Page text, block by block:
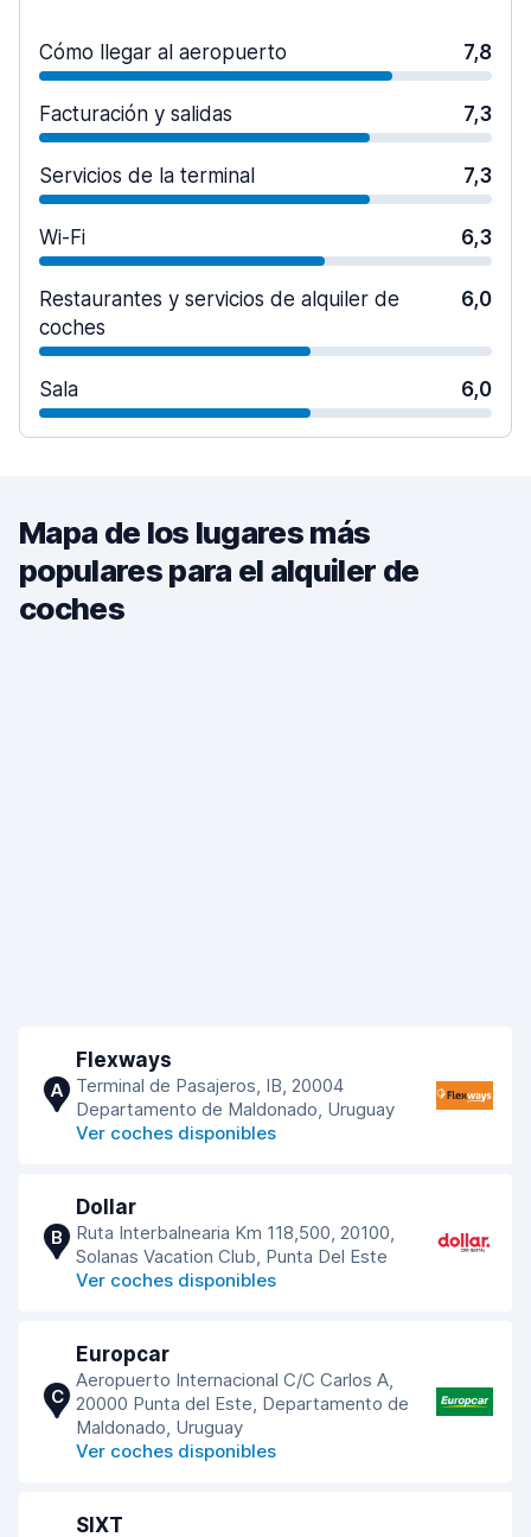
Cómo llegar al aeropuerto 7,8
Facturación y salidas 7,3
Servicios de la terminal 7,3
Wi-Fi 6,3
Restaurantes y servicios de alquiler de
coches
6,0
Sala 6,0
Mapa de los lugares más
populares para el alquiler de
coches
A
Flexways
Terminal de Pasajeros, IB, 20004
Departamento de Maldonado, Uruguay
Ver coches disponibles
B
Dollar
Ruta Interbalnearia Km 118,500, 20100,
Solanas Vacation Club, Punta Del Este
Ver coches disponibles
C
Europcar
Aeropuerto Internacional C/C Carlos A,
20000 Punta del Este, Departamento de
Maldonado, Uruguay
Ver coches disponibles
SIXT